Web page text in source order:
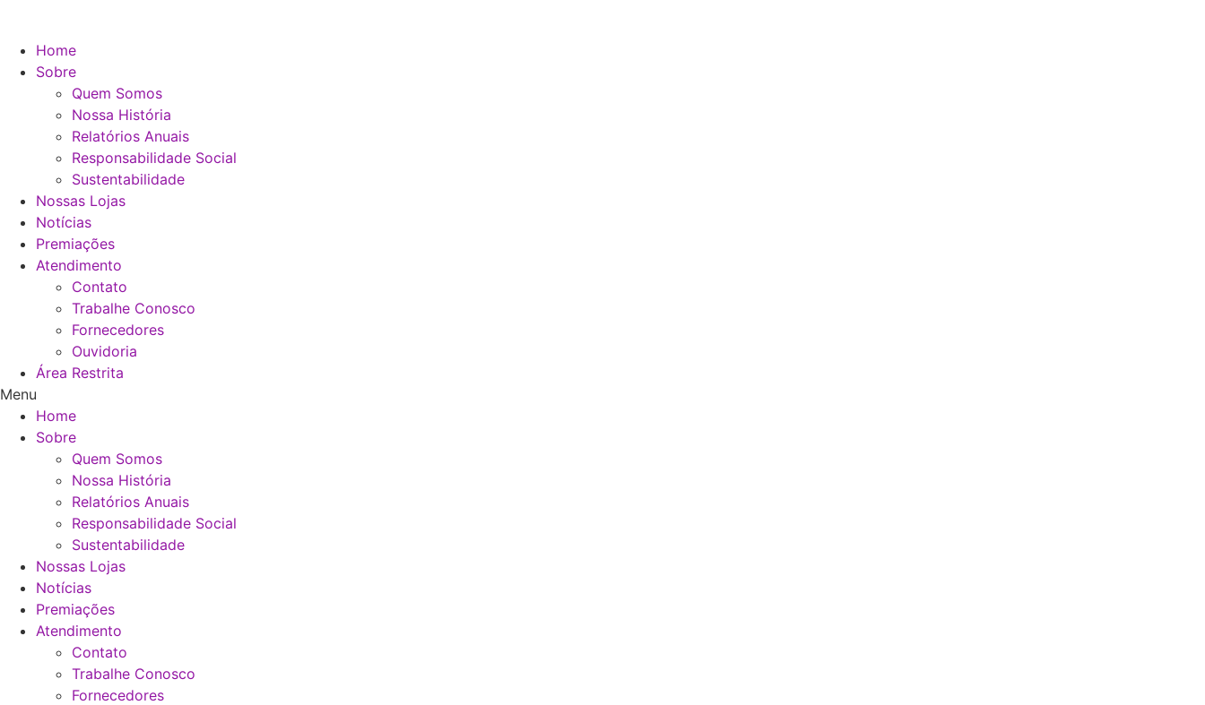
conteúdo
Home
Sobre
Quem Somos
Nossa História
Relatórios Anuais
Responsabilidade Social
Sustentabilidade
Nossas Lojas
Notícias
Premiações
Atendimento
Contato
Trabalhe Conosco
Fornecedores
Ouvidoria
Área Restrita
Menu
Home
Sobre
Quem Somos
Nossa História
Relatórios Anuais
Responsabilidade Social
Sustentabilidade
Nossas Lojas
Notícias
Premiações
Atendimento
Contato
Trabalhe Conosco
Fornecedores